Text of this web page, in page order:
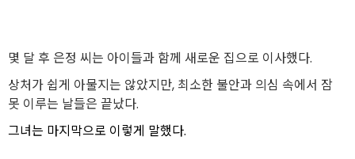
몇 달 후 은정 씨는 아이들과 함께 새로운 집으로 이사했다.
상처가 쉽게 아물지는 않았지만, 최소한 불안과 의심 속에서 잠
못 이루는 날들은 끝났다.
그녀는 마지막으로 이렇게 말했다.